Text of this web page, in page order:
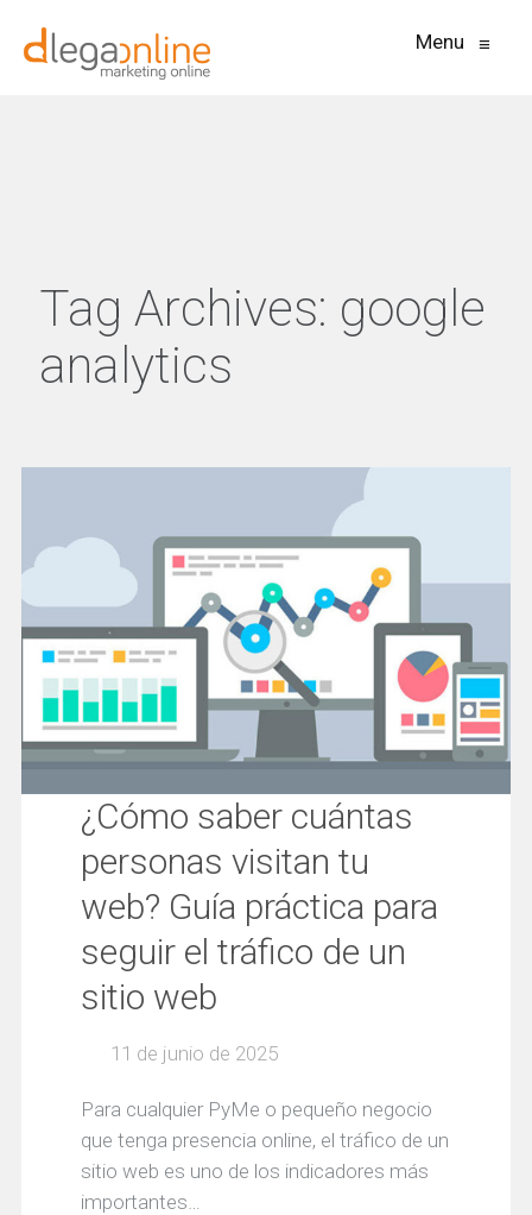
Menu ≡
Tag Archives: google
analytics
¿Cómo saber cuántas
personas visitan tu
web? Guía práctica para
seguir el tráfico de un
sitio web
11 de junio de 2025
Para cualquier PyMe o pequeño negocio
que tenga presencia online, el tráfico de un
sitio web es uno de los indicadores más
importantes…